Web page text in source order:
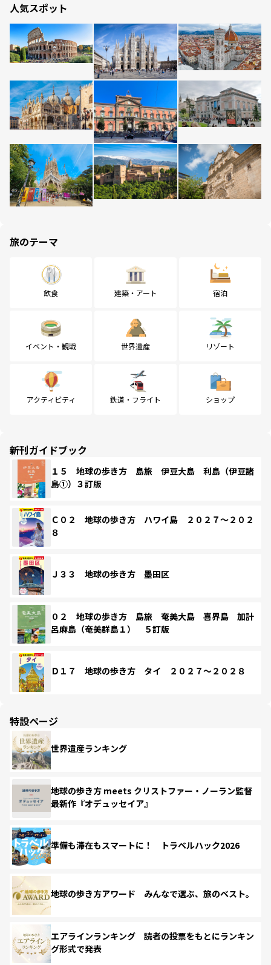
人気スポット
旅のテーマ
飲食 建築・アート 宿泊
イベント・観戦 世界遺産 リゾート
アクティビティ 鉄道・フライト ショップ
新刊ガイドブック
１５ 地球の歩き方 島旅 伊豆大島 利島（伊豆諸
島①）３訂版
Ｃ０２ 地球の歩き方 ハワイ島 ２０２７～２０２
８
Ｊ３３ 地球の歩き方 墨田区
０２ 地球の歩き方 島旅 奄美大島 喜界島 加計
呂麻島（奄美群島１） ５訂版
Ｄ１７ 地球の歩き方 タイ ２０２７～２０２８
特設ページ
世界遺産ランキング
地球の歩き方 meets クリストファー・ノーラン監督
最新作『オデュッセイア』
準備も滞在もスマートに！ トラベルハック2026
地球の歩き方アワード みんなで選ぶ、旅のベスト。
エアラインランキング 読者の投票をもとにランキン
グ形式で発表